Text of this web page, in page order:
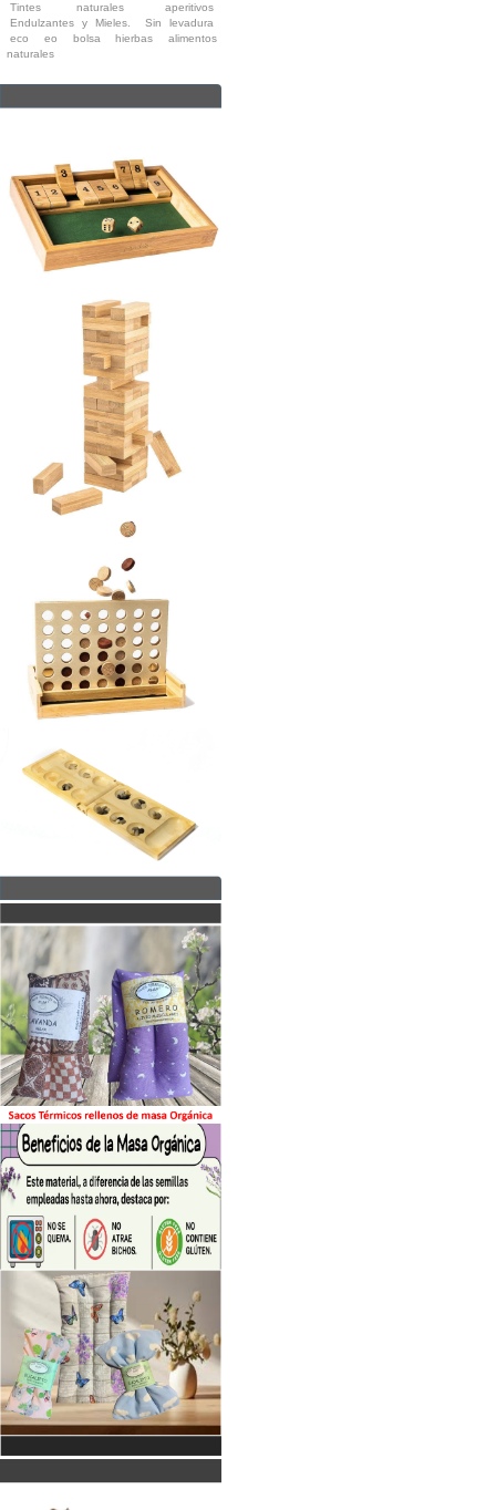
Tintes naturales
aperitivos
Endulzantes y Mieles.
Sin levadura
eco
eo bolsa hierbas
alimentos
naturales